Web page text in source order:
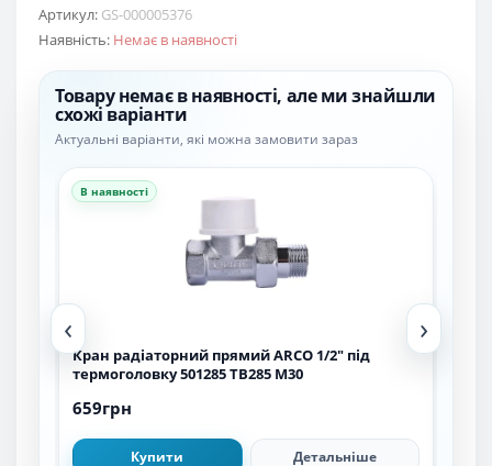
Артикул: GS-000005376
Наявність: Немає в наявності
Товару немає в наявності, але ми знайшли
схожі варіанти
Актуальні варіанти, які можна замовити зараз
‹
В наявності
Кран радіаторний прямий ARCO 1/2″ під
термоголовку 501285 TB285 M30
659грн
Купити Детальніше
›